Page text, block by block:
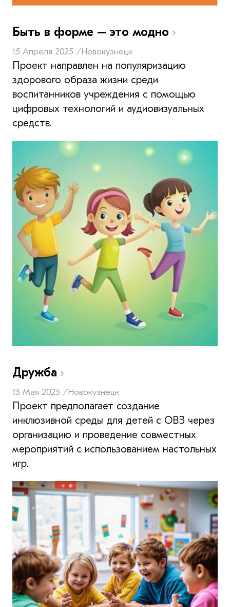
Быть в форме – это модно
15 Апреля 2025 /Новокузнецк
Проект направлен на популяризацию
здорового образа жизни среди
воспитанников учреждения с помощью
цифровых технологий и аудиовизуальных
средств.
Дружба
13 Мая 2025 /Новокузнецк
Проект предполагает создание
инклюзивной среды для детей с ОВЗ через
организацию и проведение совместных
мероприятий с использованием настольных
игр.